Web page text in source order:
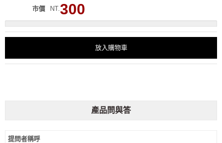
市價 NT.300
放入購物車
產品問與答
提問者稱呼